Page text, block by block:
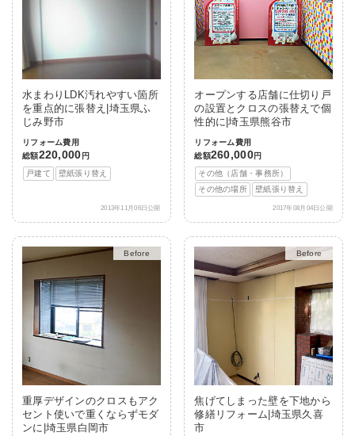
水まわりLDK汚れやすい箇所
を重点的に張替え|埼玉県ふ
じみ野市
リフォーム費用
総額220,000 円
戸建て
壁紙張り替え
2013年11月06日公開
オープンする店舗に仕切り戸
の設置とクロスの張替えで個
性的に|埼玉県熊谷市
リフォーム費用
総額260,000円
その他（店舗・事務所）
その他の場所
壁紙張り替え
2017年08月04日公開
After
重厚デザインのクロスもアク
セント使いで重くならずモダ
ンに|埼玉県白岡市
After
焦げてしまった壁を下地から
修繕リフォーム|埼玉県久喜
市